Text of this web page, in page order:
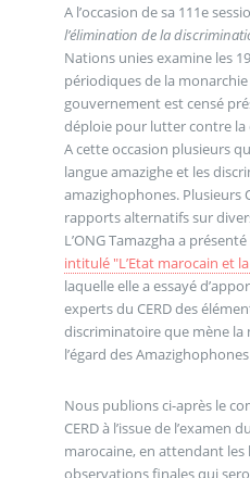
A l’occasion de sa 111e
l’élimination de la
Nations unies examine les
périodiques de la
gouvernement est censé
déploie pour lutter contre
A cette occasion plusieurs
langue amazighe et les
amazighophones. Plusieurs
rapports alternatifs sur
L’ONG Tamazgha a
intitulé "L’Etat marocain et
laquelle elle a essayé
experts du CERD des
discriminatoire que mène la
l’égard des
Nous publions ci-après le
CERD à l’issue de
marocaine, en attendant les
observations finales qui